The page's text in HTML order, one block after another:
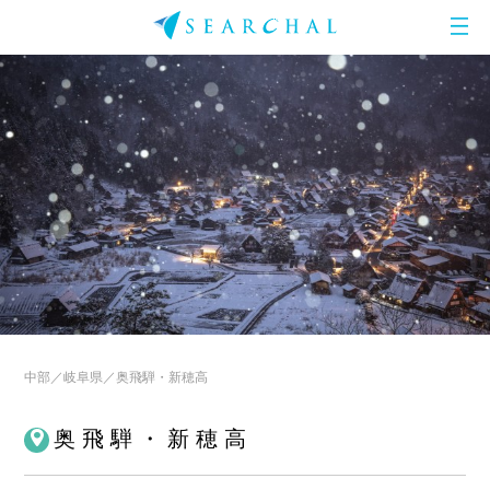
中部 岐阜県 奥飛騨・新穂高
奥飛騨・新穂高